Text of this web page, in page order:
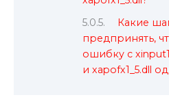
Какие
предпринять,
ошибку с
и xapofx1_5.dll